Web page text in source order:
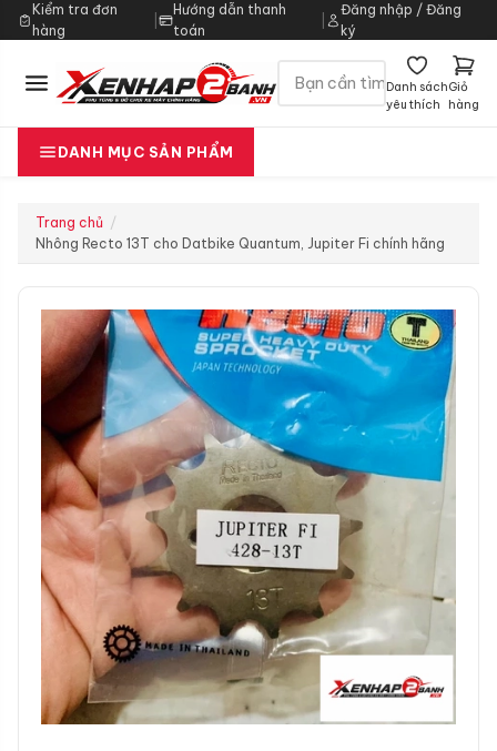
Kiểm tra đơn
hàng
|
Hướng dẫn thanh
toán
Đăng nhập / Đăng
ký
Danh sách
yêu thích
Giỏ
hàng
DANH MỤC SẢN PHẨM
Trang chủ
Nhông Recto 13T cho Datbike Quantum, Jupiter Fi chính hãng